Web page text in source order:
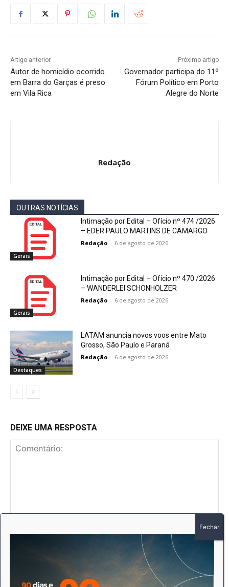
Artigo anterior
Autor de homicídio ocorrido
em Barra do Garças é preso
em Vila Rica
Próximo artigo
Governador participa do 11º
Fórum Político em Porto
Alegre do Norte
Redação
OUTRAS NOTÍCIAS
Gerais
Intimação por Edital – Ofício nº 474 /2026
– EDER PAULO MARTINS DE CAMARGO
Redação - 6 de agosto de 2026
Gerais
Intimação por Edital – Ofício nº 470 /2026
– WANDERLEI SCHONHOLZER
Redação - 6 de agosto de 2026
Destaques
LATAM anuncia novos voos entre Mato
Grosso, São Paulo e Paraná
Redação - 6 de agosto de 2026
DEIXE UMA RESPOSTA